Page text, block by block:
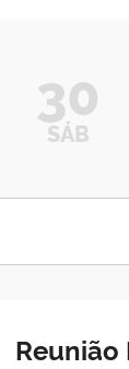
30
SÁB
Reunião